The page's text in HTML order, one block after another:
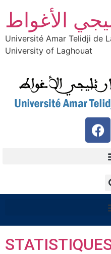
الأغواط
Université Amar Telidji de
University of Laghouat